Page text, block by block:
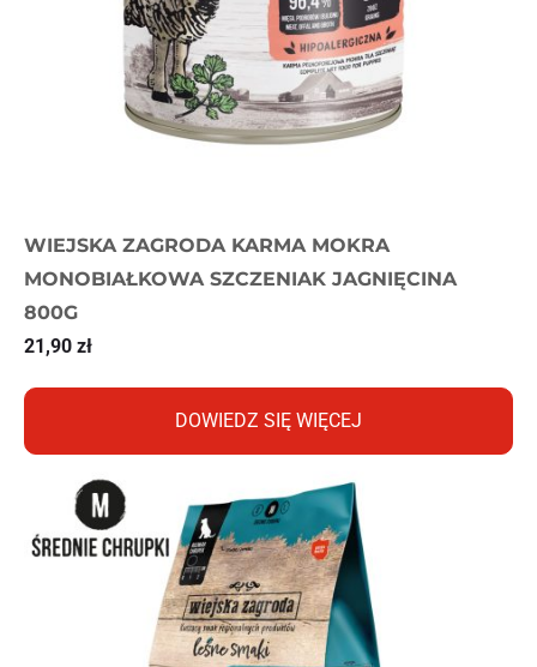
WIEJSKA ZAGRODA KARMA MOKRA
MONOBIAŁKOWA SZCZENIAK JAGNIĘCINA
800G
21,90 zł
DOWIEDZ SIĘ WIĘCEJ